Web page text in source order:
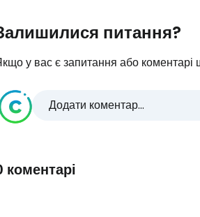
питання?
у вас є запитання або коментарі
Додати коментар...
коментарі